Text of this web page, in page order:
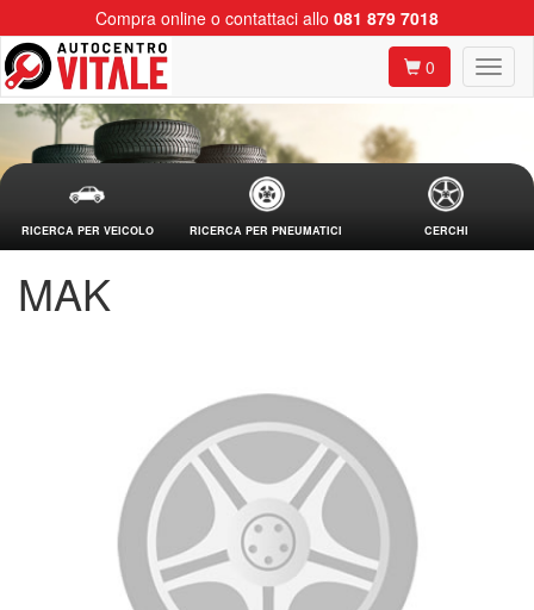
Compra online o contattaci allo 081 879 7018
0
RICERCA PER VEICOLO RICERCA PER PNEUMATICI CERCHI
MAK